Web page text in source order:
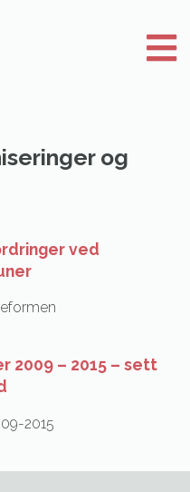
og
ved
2009 – 2015 – sett
2015